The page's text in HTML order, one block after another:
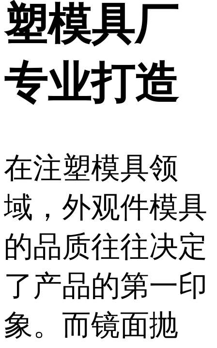
塑模具厂
专业打造
在注塑模具领
域，外观件模具
的品质往往决定
了产品的第一印
象。而镜面抛